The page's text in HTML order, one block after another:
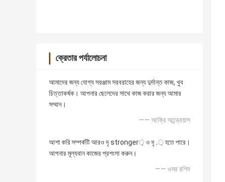
ক্রেতার পর্যালোচনা
আমাদের জন্য যোগ্য সরঞ্জাম সরবরাহের জন্য দুর্দান্ত কাজ, খুব
চিত্তাকর্ষক। আপনার ছেলেদের সাথে কাজ করার জন্য আমার
সম্মান।
—— আক্রি আন্ড্রেয়াস
আশা করি সম্পর্কটি আরও দৃ stronger় ও দৃ .় হতে পারে।
আপনার মূল্যবান কাজের প্রশংসা করুন।
—— ওমর রশিদ